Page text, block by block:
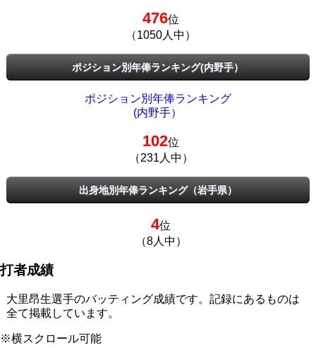
476位
（1050人中）
ポジション別年俸ランキング(内野手）
ポジション別年俸ランキング
(内野手）
102位
（231人中）
出身地別年俸ランキング（岩手県）
4位
（8人中）
打者成績
大里昂生選手のバッティング成績です。記録にあるものは
全て掲載しています。
※横スクロール可能